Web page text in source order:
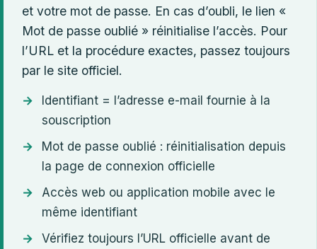
et votre mot de passe. En cas d’oubli, le lien «
Mot de passe oublié » réinitialise l’accès. Pour
l’URL et la procédure exactes, passez toujours
par le site officiel.
Identifiant = l’adresse e-mail fournie à la
souscription
Mot de passe oublié : réinitialisation depuis
la page de connexion officielle
Accès web ou application mobile avec le
même identifiant
Vérifiez toujours l’URL officielle avant de